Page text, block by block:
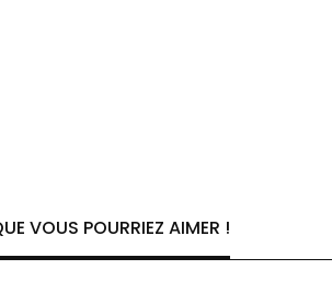
VOUS POURRIEZ AIMER !